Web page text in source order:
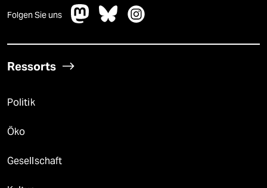
Folgen Sie uns
Ressorts
Politik
Öko
Gesellschaft